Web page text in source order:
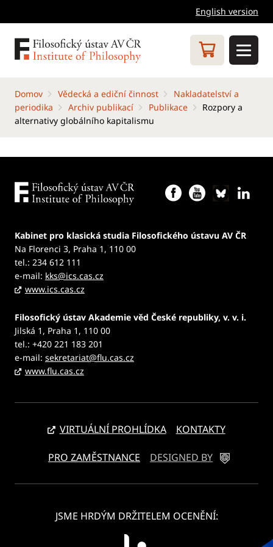
English version
Domov Vědecká a ediční činnost
Nakladatelství a
periodika
Archiv publikací Publikace
Rozpory a
alternativy globálního kapitalismu
Kabinet pro klasická studia Filosofického ústavu AV ČR
Na Florenci 3, Praha 1, 110 00
tel.: 234 612 111
e-mail: kks@ics.cas.cz
www.ics.cas.cz
Filosofický ústav Akademie věd České republiky, v. v. i.
Jilská 1, Praha 1, 110 00
tel.: +420 221 183 201
e-mail: sekretariat@flu.cas.cz
www.flu.cas.cz
VIRTUÁLNÍ PROHLÍDKA KONTAKTY
PRO ZAMĚSTNANCE DESIGNED BY
JSME HRDÝM DRŽITELEM OCENĚNÍ: